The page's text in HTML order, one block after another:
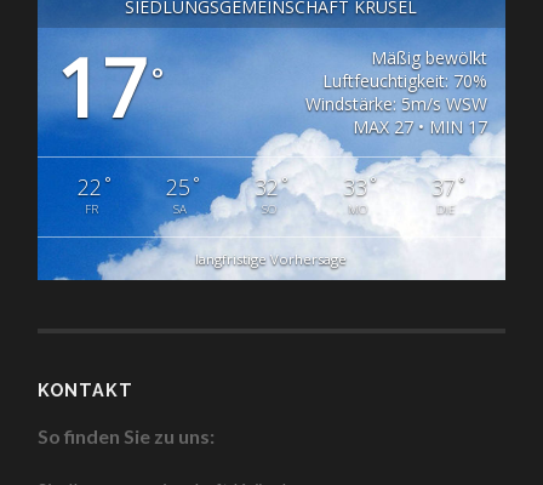
SIEDLUNGSGEMEINSCHAFT KRÜSEL
17°
Mäßig bewölkt
Luftfeuchtigkeit: 70%
Windstärke: 5m/s WSW
MAX 27 • MIN 17
22 °
FR
25°
SA
32°
SO
33°
MO
37°
DIE
langfristige Vorhersage
KONTAKT
So finden Sie zu uns: